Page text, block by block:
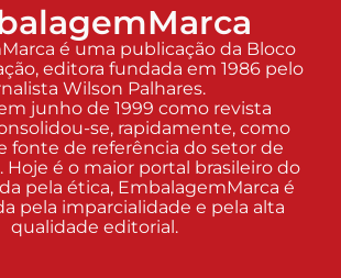
é uma publicação da Bloco
editora fundada em 1986 pelo
Wilson Palhares.
junho de 1999 como revista
se, rapidamente, como
fonte de referência do setor de
Hoje é o maior portal brasileiro do
pela ética, EmbalagemMarca é
pela imparcialidade e pela alta
qualidade editorial.